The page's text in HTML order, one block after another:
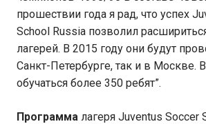
прошествии года я рад, что успех
School Russia позволил
лагерей. В 2015 году они будут
Санкт-Петербурге, так и в Москве.
обучаться более 350 ребят”.
Программа лагеря Juventus Soccer